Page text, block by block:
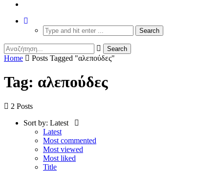
Home Posts Tagged "αλεπούδες"
Tag: αλεπούδες
2 Posts
Sort by: Latest
Latest
Most commented
Most viewed
Most liked
Title